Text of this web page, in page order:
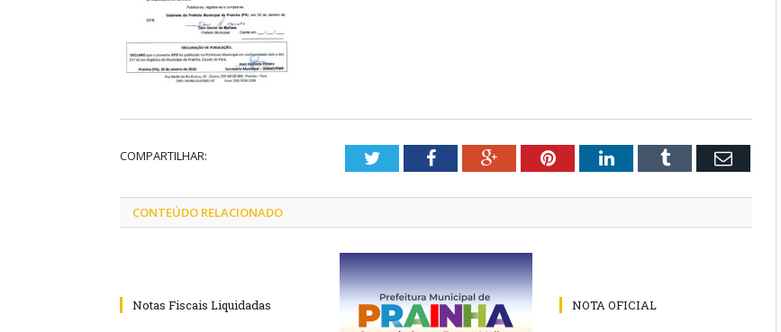
COMPARTILHAR: TwitterFacebookGoogle+PinterestLinkedInTumblr Email
CONTEÚDO RELACIONADO
Notas Fiscais Liquidadas NOTA OFICIAL